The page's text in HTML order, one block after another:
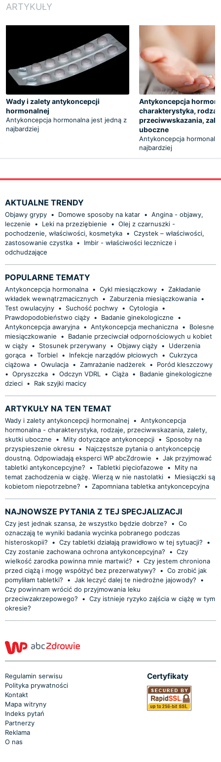
ARTYKUŁY
Wady i zalety antykoncepcji
hormonalnej
Antykoncepcja hormonalna jest jedną z
najbardziej
Antykoncepcja
charakterystyka,
przeciwwskazania,
uboczne
Antykoncepcja
najbardziej
AKTUALNE TRENDY
Objawy grypy • Domowe sposoby na katar • Angina - objawy,
leczenie
• Leki na przeziębienie • Olej z czarnuszki -
pochodzenie, właściwości, kosmetyka • Czystek – właściwości,
zastosowanie czystka •
Imbir - właściwości lecznicze i
odchudzające
POPULARNE TEMATY
Antykoncepcja hormonalna • Cykl miesiączkowy • Zakładanie
wkładek wewnątrzmacicznych
• Zaburzenia miesiączkowania •
Test owulacyjny • Suchość pochwy • Cytologia •
Prawdopodobieństwo ciąży • Badanie ginekologiczne
•
Antykoncepcja awaryjna • Antykoncepcja mechaniczna •
Bolesne
miesiączkowanie
•
Badanie przeciwciał odpornościowych u kobiet
w ciąży • Stosunek przerywany • Objawy ciąży •
Uderzenia
gorąca • Torbiel • Infekcje narządów płciowych • Cukrzyca
ciążowa • Owulacja • Zamrażanie nadżerek •
Poród kleszczowy
• Opryszczka • Odczyn VDRL • Ciąża •
Badanie ginekologiczne
dzieci • Rak szyjki macicy
ARTYKUŁY NA TEN TEMAT
Wady i zalety antykoncepcji hormonalnej • Antykoncepcja
hormonalna - charakterystyka, rodzaje, przeciwwskazania, zalety,
skutki uboczne
• Mity dotyczące antykoncepcji •
Sposoby na
przyspieszenie okresu
•
Najczęstsze pytania o antykoncepcję
doustną. Odpowiadają eksperci WP abcZdrowie
• Jak przyjmować
tabletki antykoncepcyjne?
• Tabletki pięciofazowe •
Mity na
temat zachodzenia w ciążę. Wierzą w nie nastolatki •
Miesiączki są
kobietom niepotrzebne?
• Zapomniana tabletka antykoncepcyjna
NAJNOWSZE PYTANIA Z TEJ SPECJALIZACJI
Czy jest jednak szansa, że wszystko będzie dobrze? • Co
oznaczają te wyniki badania wycinka pobranego podczas
histeroskopii?
• Czy tabletki działają prawidłowo w tej sytuacji?
•
Czy zostanie zachowana ochrona antykoncepcyjna?
• Czy
wielkość zarodka powinna mnie martwić?
• Czy jestem chroniona
przed ciążą i mogę współżyć bez prezerwatywy?
• Co zrobić jak
pomyliłam tabletki?
• Jak leczyć dalej te niedrożne jajowody?
•
Czy powinnam wrócić do przyjmowania leku
przeciwzakrzepowego?
• Czy istnieje ryzyko zajścia w ciążę w tym
okresie?
Regulamin serwisu
Polityka prywatności
Kontakt
Mapa witryny
Indeks pytań
Partnerzy
Reklama
O nas
Certyfikaty